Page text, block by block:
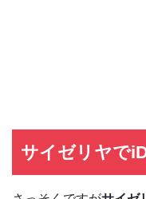
サイゼリヤで